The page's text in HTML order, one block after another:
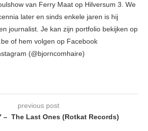
van Ferry Maat op Hilversum 3. We
later en sinds enkele jaren is hij
journalist. Je kan zijn portfolio bekijken op
of hem volgen op Facebook
(@bjorncomhaire)
previous post
– The Last Ones (Rotkat Records)